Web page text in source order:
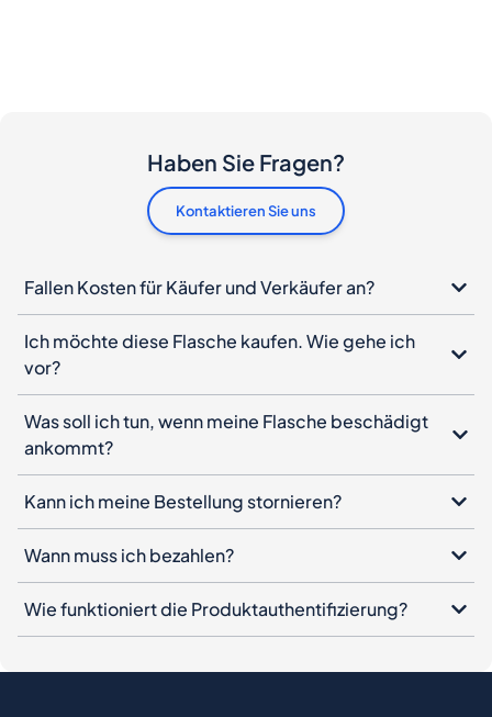
Haben Sie Fragen?
Kontaktieren Sie uns
Fallen Kosten für Käufer und Verkäufer an?
Ich möchte diese Flasche kaufen. Wie gehe ich
vor?
Was soll ich tun, wenn meine Flasche beschädigt
ankommt?
Kann ich meine Bestellung stornieren?
Wann muss ich bezahlen?
Wie funktioniert die Produktauthentifizierung?